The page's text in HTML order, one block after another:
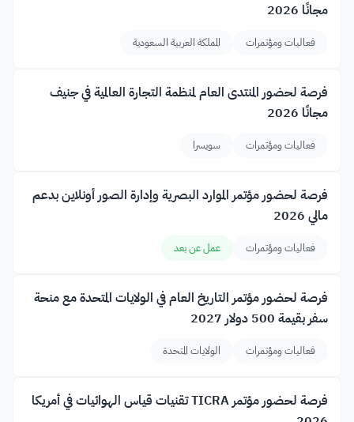
مجانًا 2026
فعاليات ومؤتمرات المملكة العربية السعودية
فرصة لحضور المنتدى العام لمنظمة التجارة العالمية في جنيف
مجانًا 2026
فعاليات ومؤتمرات سويسرا
فرصة لحضور مؤتمر الموارد البصرية وإدارة الصور أونلاين بدعم
مالي 2026
فعاليات ومؤتمرات عمل عن بعد
فرصة لحضور مؤتمر التاريخ العام في الولايات المتحدة مع منحة
سفر بقيمة 500 دولار 2027
فعاليات ومؤتمرات الولايات المتحدة
فرصة لحضور مؤتمر TICRA تقنيات قياس الهوائيات في أمريكا